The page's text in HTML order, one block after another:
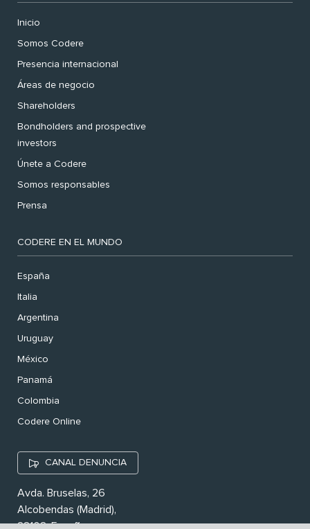
Inicio
Somos Codere
Presencia internacional
Áreas de negocio
Shareholders
Bondholders and prospective
investors
Únete a Codere
Somos responsables
Prensa
CODERE EN EL MUNDO
España
Italia
Argentina
Uruguay
México
Panamá
Colombia
Codere Online
CANAL DENUNCIA
Avda. Bruselas, 26
Alcobendas (Madrid),
28108. España